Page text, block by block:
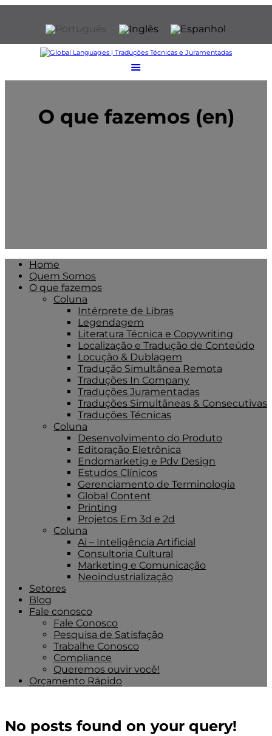
O que fazemos (en)
Home
Quem Somos
O que fazemos
Coluna
Intérprete de Libras
Legendagem
Literatura Técnica e Copywriting
Localização e Tradução de Conteúdo
Locução & Dublagem
Tradução Simultânea Remota
Traduções In Company
Traduções Juramentadas
Traduções Simultâneas & Consecutivas
Traduções Técnicas
Coluna
Desenvolvimento do Produto
Editoração Eletrônica
Endomarketig e Pdv Design
Estudos Clínicos
Gerenciamento de Terminologia
Global Content
Printing
Projetos Em 3d e 2d
Coluna
Ai – Inteligência Artificial
Consultoria Cultural
Marketing e Comunicação
Neoindustrialização
Setores
Blog
Fale conosco
Fale Conosco
Pesquisa de Satisfação
Trabalhe Conosco
Compliance
Queremos ouvir você!
Orçamento Rápido
No posts found on your query!